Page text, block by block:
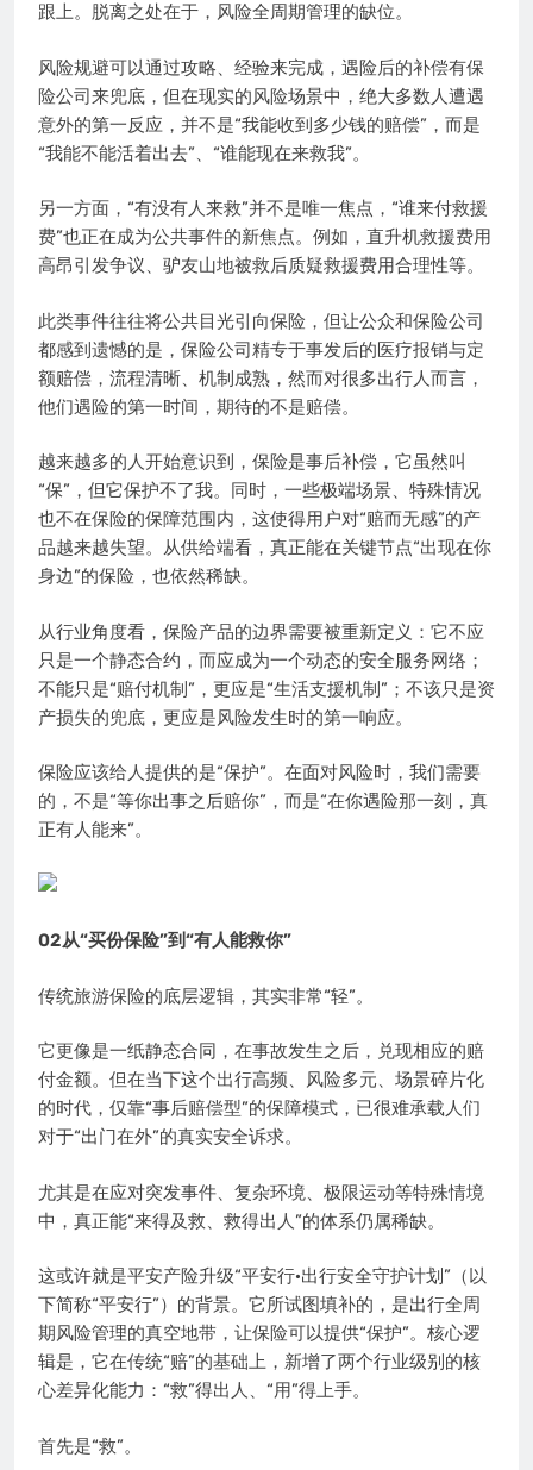
跟上。脱离之处在于，风险全周期管理的缺位。
风险规避可以通过攻略、经验来完成，遇险后的补偿有保
险公司来兜底，但在现实的风险场景中，绝大多数人遭遇
意外的第一反应，并不是“我能收到多少钱的赔偿”，而是
“我能不能活着出去”、“谁能现在来救我”。
另一方面，“有没有人来救”并不是唯一焦点，“谁来付救援
费”也正在成为公共事件的新焦点。例如，直升机救援费用
高昂引发争议、驴友山地被救后质疑救援费用合理性等。
此类事件往往将公共目光引向保险，但让公众和保险公司
都感到遗憾的是，保险公司精专于事发后的医疗报销与定
额赔偿，流程清晰、机制成熟，然而对很多出行人而言，
他们遇险的第一时间，期待的不是赔偿。
越来越多的人开始意识到，保险是事后补偿，它虽然叫
“保”，但它保护不了我。同时，一些极端场景、特殊情况
也不在保险的保障范围内，这使得用户对“赔而无感”的产
品越来越失望。从供给端看，真正能在关键节点“出现在你
身边”的保险，也依然稀缺。
从行业角度看，保险产品的边界需要被重新定义：它不应
只是一个静态合约，而应成为一个动态的安全服务网络；
不能只是“赔付机制”，更应是“生活支援机制”；不该只是资
产损失的兜底，更应是风险发生时的第一响应。
保险应该给人提供的是“保护”。在面对风险时，我们需要
的，不是“等你出事之后赔你”，而是“在你遇险那一刻，真
正有人能来”。
02从“买份保险”到“有人能救你”
传统旅游保险的底层逻辑，其实非常“轻”。
它更像是一纸静态合同，在事故发生之后，兑现相应的赔
付金额。但在当下这个出行高频、风险多元、场景碎片化
的时代，仅靠“事后赔偿型”的保障模式，已很难承载人们
对于“出门在外”的真实安全诉求。
尤其是在应对突发事件、复杂环境、极限运动等特殊情境
中，真正能“来得及救、救得出人”的体系仍属稀缺。
这或许就是平安产险升级“平安行·出行安全守护计划”（以
下简称“平安行”）的背景。它所试图填补的，是出行全周
期风险管理的真空地带，让保险可以提供“保护”。核心逻
辑是，它在传统“赔”的基础上，新增了两个行业级别的核
心差异化能力：“救”得出人、“用”得上手。
首先是“救”。